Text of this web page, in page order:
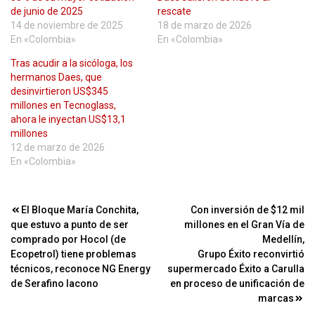
de junio de 2025
14 de noviembre de 2025
En «Colombia»
rescate
18 de marzo de 2026
En «Colombia»
Tras acudir a la sicóloga, los
hermanos Daes, que
desinvirtieron US$345
millones en Tecnoglass,
ahora le inyectan US$13,1
millones
12 de marzo de 2026
En «Colombia»
Navegación
de
entradas
El Bloque María Conchita,
que estuvo a punto de ser
comprado por Hocol (de
Ecopetrol) tiene problemas
técnicos, reconoce NG Energy
de Serafino Iacono
Con inversión de $12 mil
millones en el Gran Vía de
Medellín,
Grupo Éxito reconvirtió
supermercado Éxito a Carulla
en proceso de unificación de
marcas